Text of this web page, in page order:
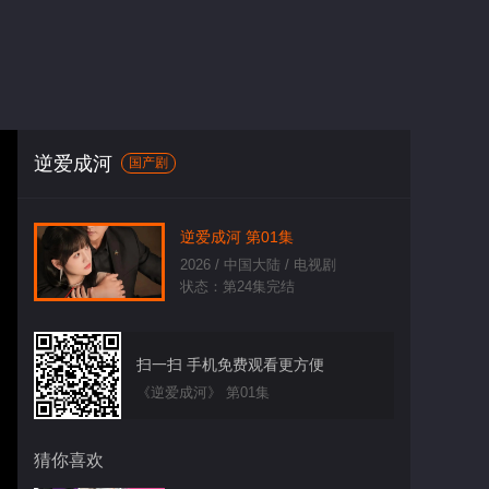
逆爱成河 国产剧
逆爱成河 第01集
2026 / 中国大陆 / 电视剧
状态：第24集完结
扫一扫 手机免费观看更方便
《逆爱成河》 第01集
猜你喜欢